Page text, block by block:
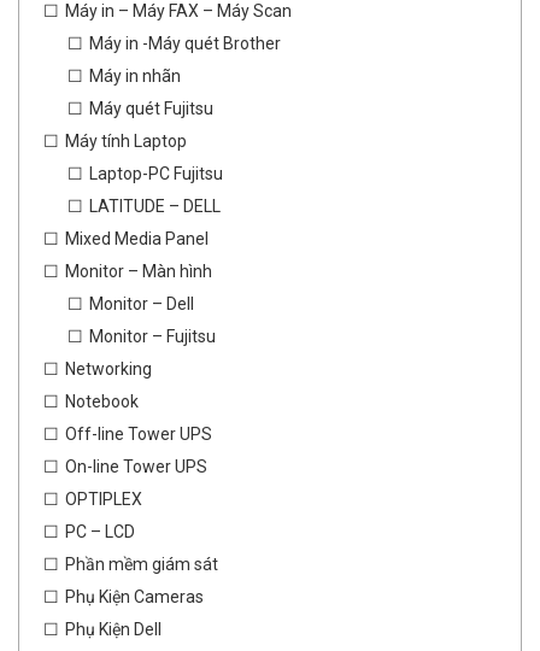
Máy in – Máy FAX – Máy Scan
Máy in -Máy quét Brother
Máy in nhãn
Máy quét Fujitsu
Máy tính Laptop
Laptop-PC Fujitsu
LATITUDE – DELL
Mixed Media Panel
Monitor – Màn hình
Monitor – Dell
Monitor – Fujitsu
Networking
Notebook
Off-line Tower UPS
On-line Tower UPS
OPTIPLEX
PC – LCD
Phần mềm giám sát
Phụ Kiện Cameras
Phụ Kiện Dell